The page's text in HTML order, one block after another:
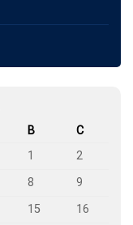
B
C
1
2
8
9
15
16